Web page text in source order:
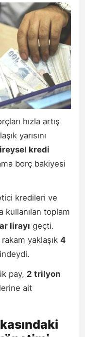
hızla artış
yarısını
kredi
borç bakiyesi
kredileri ve
kullanılan toplam
lirayı geçti.
yaklaşık 4
pay, 2 trilyon
ait